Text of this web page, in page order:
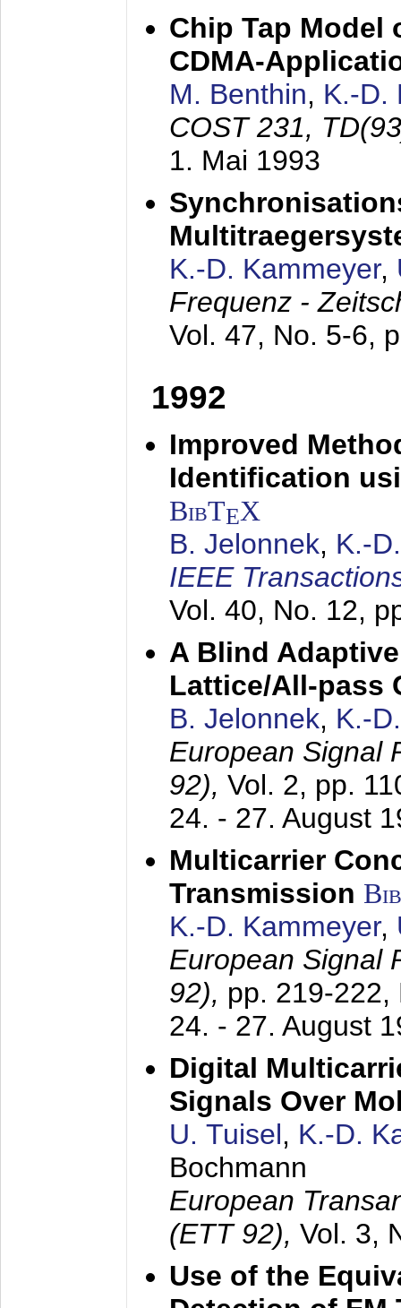
Chip Tap Model
CDMA-
M. Benthin, K.-D.
COST 231,
1. Mai 1993
K.-D. Kammeyer,
Frequenz -
Vol. 47, No. 5-6,
1992
Improved
Identification
BibTEX
B. Jelonnek, K.-
IEEE
Vol. 40, No. 12,
A Blind
Lattice/All-pass
B. Jelonnek, K.-
European Signal
92), Vol. 2, pp.
24. - 27. August
Multicarrier
Transmission
K.-D. Kammeyer,
European Signal
92), pp. 219-222,
24. - 27. August
Digital
Signals Over
U. Tuisel, K.-D.
Bochmann
European
(ETT 92), Vol. 3,
Use of the